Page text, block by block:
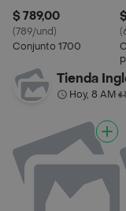
$ 789,00
(789/und)
Conjunto 1700
Tienda
Hoy, 8 AM•